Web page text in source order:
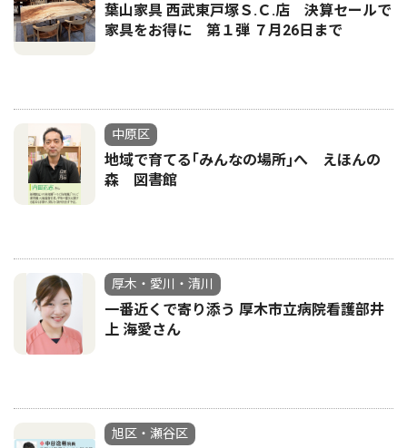
葉山家具 西武東戸塚Ｓ.Ｃ.店 決算セールで
家具をお得に 第１弾 ７月26日まで
中原区
地域で育てる｢みんなの場所｣へ えほんの
森 図書館
厚木・愛川・清川
一番近くで寄り添う 厚木市立病院看護部井
上 海愛さん
旭区・瀬谷区